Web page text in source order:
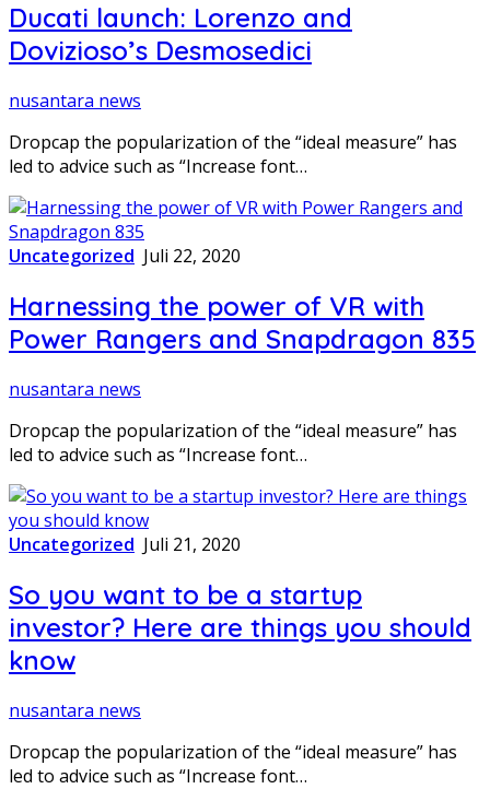
Ducati launch: Lorenzo and
Dovizioso’s Desmosedici
nusantara news
Dropcap the popularization of the “ideal measure” has
led to advice such as “Increase font…
Uncategorized Juli 22, 2020
Harnessing the power of VR with
Power Rangers and Snapdragon 835
nusantara news
Dropcap the popularization of the “ideal measure” has
led to advice such as “Increase font…
Uncategorized Juli 21, 2020
So you want to be a startup
investor? Here are things you should
know
nusantara news
Dropcap the popularization of the “ideal measure” has
led to advice such as “Increase font…